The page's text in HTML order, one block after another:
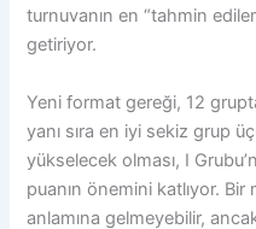
turnuvanın en “tahmin
getiriyor.
Yeni format gereği, 12
yanı sıra en iyi sekiz grup
yükselecek olması, I
puanın önemini katlıyor.
anlamına gelmeyebilir,